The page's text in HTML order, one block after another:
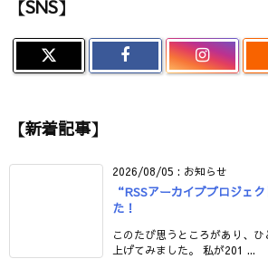
【SNS】
【新着記事】
2026/08/05 : お知らせ
“RSSアーカイブプロジェ
た！
このたび思うところがあり、
上げてみました。 私が201 ...